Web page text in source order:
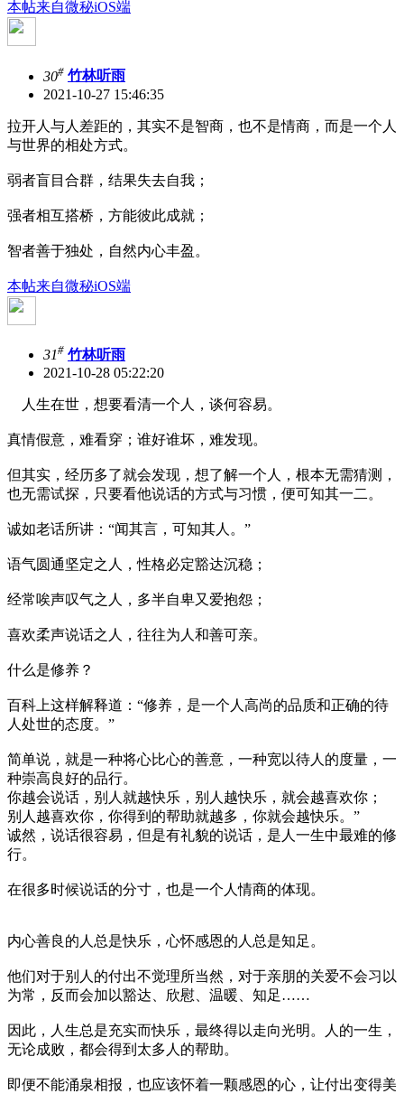
本帖来自微秘iOS端
30# 竹林听雨
2021-10-27 15:46:35
拉开人与人差距的，其实不是智商，也不是情商，而是一个人
与世界的相处方式。
弱者盲目合群，结果失去自我；
强者相互搭桥，方能彼此成就；
智者善于独处，自然内心丰盈。
本帖来自微秘iOS端
31# 竹林听雨
2021-10-28 05:22:20
人生在世，想要看清一个人，谈何容易。
真情假意，难看穿；谁好谁坏，难发现。
但其实，经历多了就会发现，想了解一个人，根本无需猜测，
也无需试探，只要看他说话的方式与习惯，便可知其一二。
诚如老话所讲：“闻其言，可知其人。”
语气圆通坚定之人，性格必定豁达沉稳；
经常唉声叹气之人，多半自卑又爱抱怨；
喜欢柔声说话之人，往往为人和善可亲。
什么是修养？
百科上这样解释道：“修养，是一个人高尚的品质和正确的待
人处世的态度。”
简单说，就是一种将心比心的善意，一种宽以待人的度量，一
种崇高良好的品行。
你越会说话，别人就越快乐，别人越快乐，就会越喜欢你；
别人越喜欢你，你得到的帮助就越多，你就会越快乐。”
诚然，说话很容易，但是有礼貌的说话，是人一生中最难的修
行。
在很多时候说话的分寸，也是一个人情商的体现。
内心善良的人总是快乐，心怀感恩的人总是知足。
他们对于别人的付出不觉理所当然，对于亲朋的关爱不会习以
为常，反而会加以豁达、欣慰、温暖、知足……
因此，人生总是充实而快乐，最终得以走向光明。人的一生，
无论成败，都会得到太多人的帮助。
即便不能涌泉相报，也应该怀着一颗感恩的心，让付出变得美